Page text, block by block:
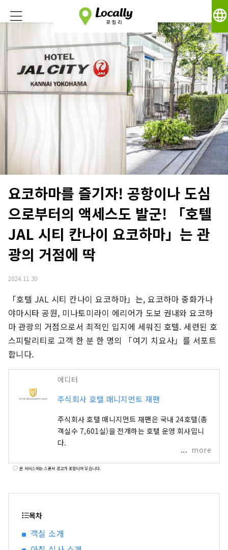
language
요코하마를 즐기자! 공항이나 도심
으로부터의 액세스도 발군! 「호텔
JAL 시티 칸나이 요코하마」는 관
광의 거점에 딱
2024.11.30
「호텔 JAL 시티 칸나이 요코하마」는, 요코하마 중화가나
야마시타 공원, 미나토미라이 에리어가 도보 권내와 요코하
마 관광의 거점으로서 최적인 입지에 세워진 호텔. 세련된 호
스피탈리티로 고객 한 분 한 명의 「여기 치요사」를 서포트
합니다.
에디터
주식회사 호텔 매니지먼트 재팬
주식회사 호텔 매니지먼트 재팬은 국내 24호텔(총
객실수 7,601실)을 전개하는 호텔 운영 회사입니
다.
more
본 서비스에는 스폰서 광고가 포함되어 있습니다.
목차
객실 소개